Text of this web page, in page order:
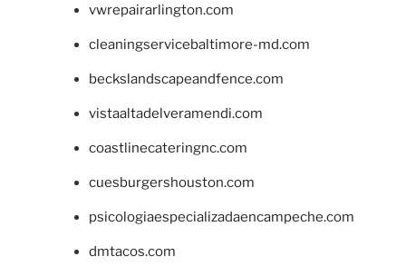
vwrepairarlington.com
cleaningservicebaltimore-md.com
beckslandscapeandfence.com
vistaaltadelveramendi.com
coastlinecateringnc.com
cuesburgershouston.com
psicologiaespecializadaencampeche.com
dmtacos.com